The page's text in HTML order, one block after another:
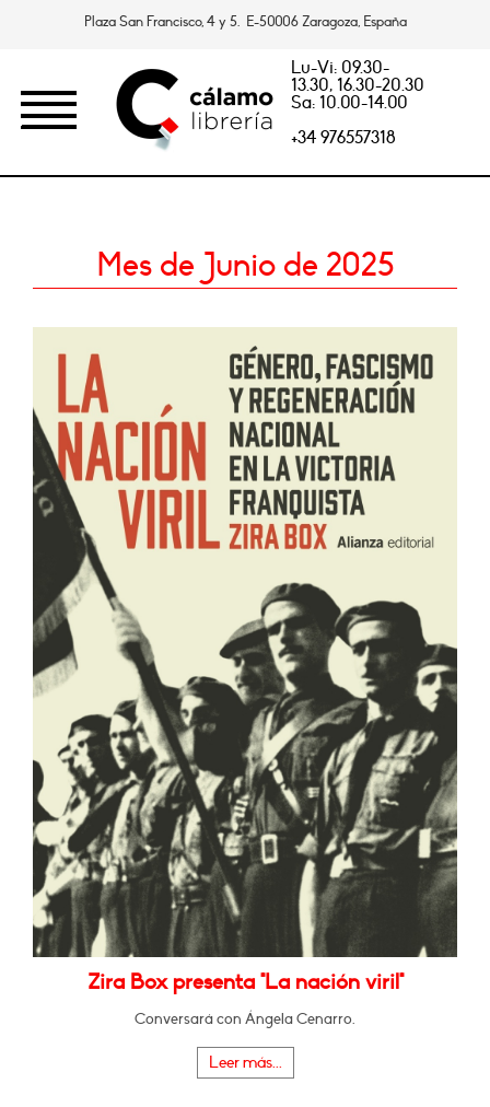
Plaza San Francisco, 4 y 5. E-50006 Zaragoza, España
Lu-Vi: 09.30-
13.30, 16.30-20.30
Sa: 10.00-14.00
+34 976557318
Mes de Junio de 2025
Zira Box presenta "La nación viril"
Conversará con Ángela Cenarro.
Leer más...